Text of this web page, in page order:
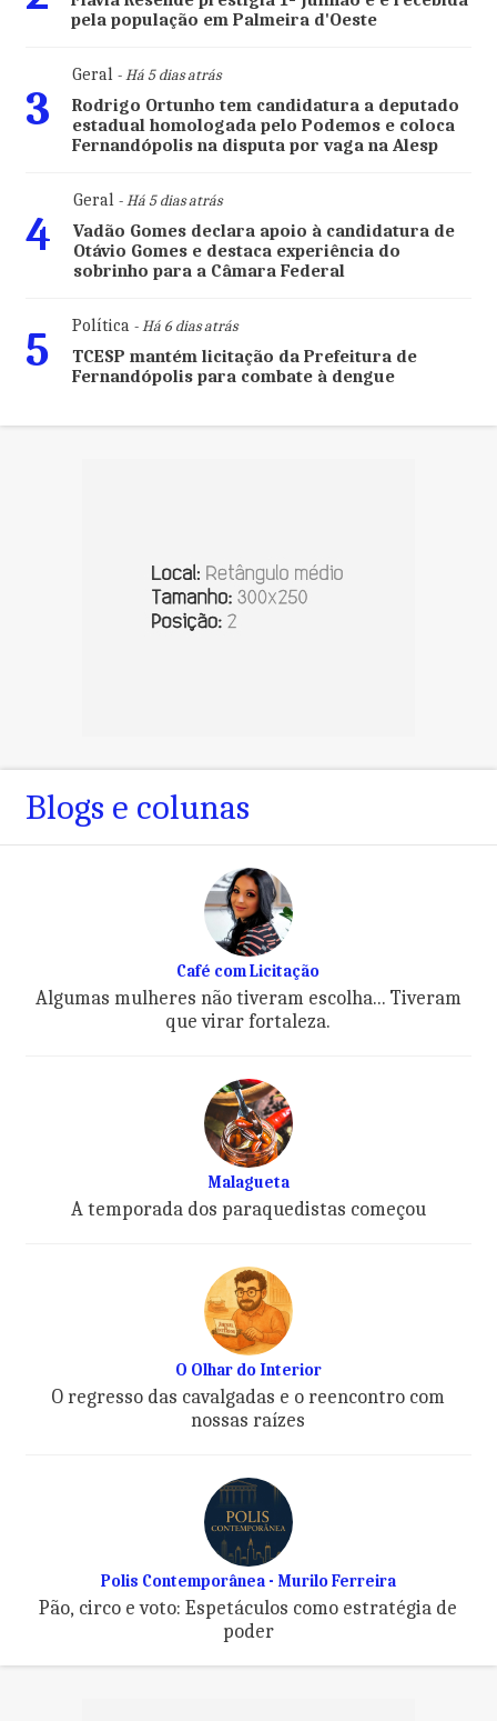
pela população em Palmeira d'Oeste
3
Geral- Há 5 dias atrás
Rodrigo Ortunho tem candidatura a deputado
estadual homologada pelo Podemos e coloca
Fernandópolis na disputa por vaga na Alesp
4
Geral- Há 5 dias atrás
Vadão Gomes declara apoio à candidatura de
Otávio Gomes e destaca experiência do
sobrinho para a Câmara Federal
5 Política- Há 6 dias atrás
TCESP mantém licitação da Prefeitura de
Fernandópolis para combate à dengue
Blogs e colunas
Café com Licitação
Algumas mulheres não tiveram escolha... Tiveram
que virar fortaleza.
Malagueta
A temporada dos paraquedistas começou
O Olhar do Interior
O regresso das cavalgadas e o reencontro com
nossas raízes
Polis Contemporânea - Murilo Ferreira
Pão, circo e voto: Espetáculos como estratégia de
poder